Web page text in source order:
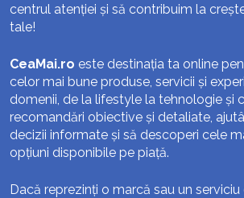
centrul atenției și să contribuim la
tale!
CeaMai.ro este destinația ta online
celor mai bune produse, servicii și
domenii, de la lifestyle la tehnologie și
recomandări obiective și detaliate,
decizii informate și să descoperi cele
opțiuni disponibile pe piață.
Dacă reprezinți o marcă sau un